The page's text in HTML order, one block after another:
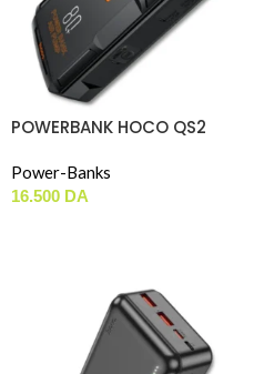
POWERBANK HOCO QS2
Power-Banks
16.500 DA